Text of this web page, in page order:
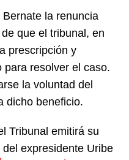
la renuncia
que el tribunal, en
prescripción y
para resolver el caso.
la voluntad del
dicho beneficio.
Tribunal emitirá su
expresidente Uribe